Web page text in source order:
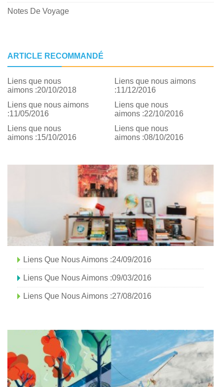
Notes De Voyage
ARTICLE RECOMMANDÉ
Liens que nous
aimons :20/10/2018
Liens que nous aimons
:11/12/2016
Liens que nous aimons
:11/05/2016
Liens que nous
aimons :22/10/2016
Liens que nous
aimons :15/10/2016
Liens que nous
aimons :08/10/2016
Liens Que Nous Aimons :24/09/2016
Liens Que Nous Aimons :09/03/2016
Liens Que Nous Aimons :27/08/2016